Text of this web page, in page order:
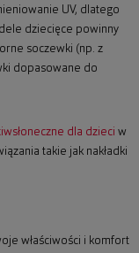
UV, dlatego
dziecięce powinny
soczewki (np. z
dopasowane do
dla dzieci w
takie jak nakładki
właściwości i komfort